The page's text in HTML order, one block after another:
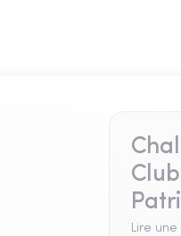
Club
Lire